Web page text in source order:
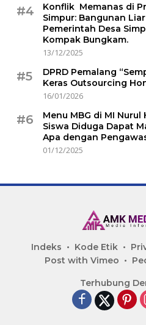
#4
Konflik Memanas di
Simpur: Bangunan
Pemerintah Desa
Kompak Bungkam.
13/12/2025
#5
DPRD Pemalang
Keras Outsourcing
16/01/2026
#6
Menu MBG di MI
Siswa Diduga Dapat
Apa dengan
01/12/2025
Indeks Kode Etik
Post with Vimeo
Terhubung